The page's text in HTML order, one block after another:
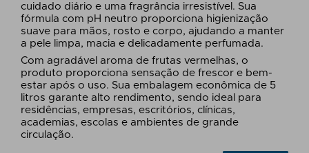
cuidado diário e uma fragrância irresistível. Sua
fórmula com pH neutro proporciona higienização
suave para mãos, rosto e corpo, ajudando a manter
a pele limpa, macia e delicadamente perfumada.
Com agradável aroma de frutas vermelhas, o
produto proporciona sensação de frescor e bem-
estar após o uso. Sua embalagem econômica de 5
litros garante alto rendimento, sendo ideal para
residências, empresas, escritórios, clínicas,
academias, escolas e ambientes de grande
circulação.